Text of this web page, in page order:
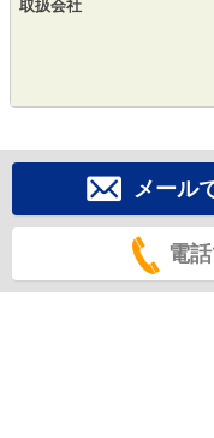
取扱会社
メール
電